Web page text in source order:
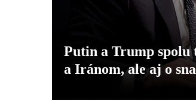
Putin a Trump spolu
a Iránom, ale aj o